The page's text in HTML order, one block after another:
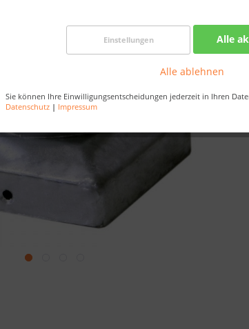
Einstellungen Alle
Alle ablehnen
Sie können Ihre Einwilligungsentscheidungen jederzeit in Ihren
Datenschutz | Impressum